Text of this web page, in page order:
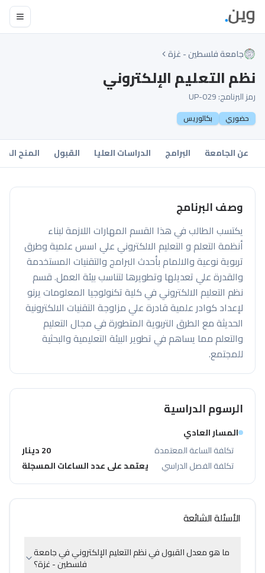
جامعة فلسطين - غزة
نظم التعليم الإلكتروني
رمز البرنامج:UP-029
حضوري بكالوريس
عن الجامعة البرامج الدراسات العليا القبول المنح
وصف البرنامج
يكتسب الطالب في هذا القسم المهارات اللازمة لبناء
أنظمة التعلم و التعليم الالكتروني علي اسس علمية وطرق
تربوية نوعية والالمام بأحدث البرامج والتقنيات المستخدمة
والقدرة علي تعديلها وتطويرها لتناسب بيئة العمل. قسم
نظم التعليم الالكتروني في كلية تكنولوجيا المعلومات يرنو
لإعداد كوادر علمية قادرة علي مزاوجة التقنيات الالكترونية
الحديثة مع الطرق التربوية المتطورة في مجال التعليم
والتعلم مما يساهم في تطوير البيئة التعليمية والبحثية
للمجتمع.
الرسوم الدراسية
المسار العادي
تكلفة الساعة المعتمدة
20 دينار
تكلفة الفصل الدراسي
يعتمد على عدد الساعات المسجلة
الأسئلة الشائعة
ما هو معدل القبول في نظم التعليم الإلكتروني في جامعة
فلسطين - غزة؟